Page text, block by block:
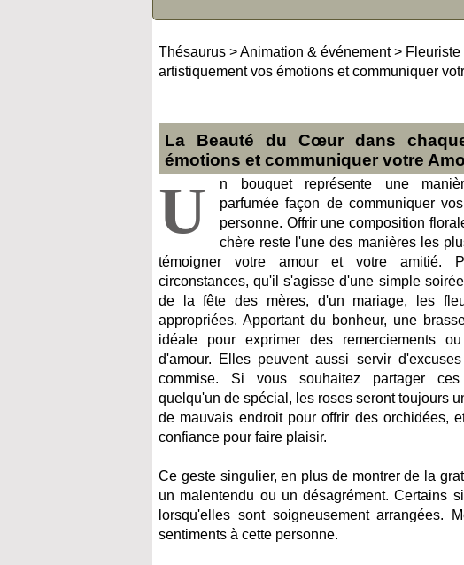
Thésaurus >Animation & événement> Fleuriste
artistiquement vos émotions et communiquer
La Beauté du Cœur dans
émotions et communiquer votre
U
n bouquet représente une
parfumée façon de communiquer
personne. Offrir une composition
chère reste l'une des manières les
témoigner votre amour et votre amitié.
circonstances, qu'il s'agisse d'une simple
de la fête des mères, d'un mariage, les
appropriées. Apportant du bonheur, une
idéale pour exprimer des remerciements
d'amour. Elles peuvent aussi servir
commise. Si vous souhaitez partager
quelqu'un de spécial, les roses seront toujours
de mauvais endroit pour offrir des orchidées,
confiance pour faire plaisir.
Ce geste singulier, en plus de montrer de la
un malentendu ou un désagrément. Certains
lorsqu'elles sont soigneusement
sentiments à cette personne.